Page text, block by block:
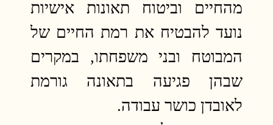
מהחיים וביטוח תאונות אישיות
נועד להבטיח את רמת החיים של
המבוטח ובני משפחתו, במקרים
שבהן פגיעה בתאונה גורמת
לאובדן כושר עבודה.